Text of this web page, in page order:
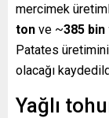
mercimek
ton ve ~385 bin
Patates
olacağı
Yağlı